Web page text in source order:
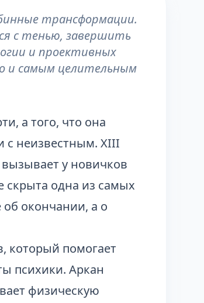
трансформации.
с тенью, завершить
и проективных
и самым целительным
а того, что она
с неизвестным. XIII
у новичков
скрыта одна из самых
окончании, а о
который помогает
психики. Аркан
физическую